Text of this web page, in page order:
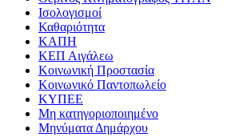
Ισολογισμοί
Καθαριότητα
ΚΑΠΗ
ΚΕΠ Αιγάλεω
Κοινωνική Προστασία
Κοινωνικό Παντοπωλείο
ΚΥΠΕΕ
Μη κατηγοριοποιημένο
Μηνύματα Δημάρχου